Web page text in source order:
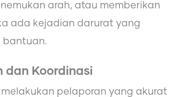
arah, atau memberikan
ada kejadian darurat yang
bantuan.
dan Koordinasi
pelaporan yang akurat